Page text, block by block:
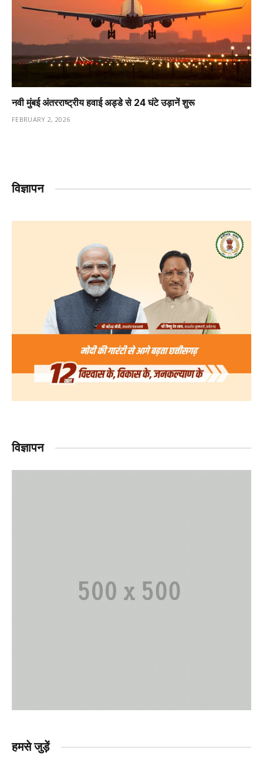
नवी मुंबई अंतरराष्ट्रीय हवाई अड्डे से 24 घंटे उड़ानें शुरू
FEBRUARY 2, 2026
विज्ञापन
विज्ञापन
हमसे जुड़ें